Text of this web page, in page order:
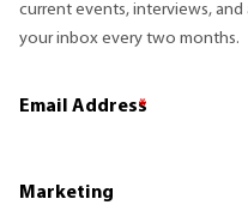
current events, interviews,
your inbox every two months.
Email Address
*
Marketing